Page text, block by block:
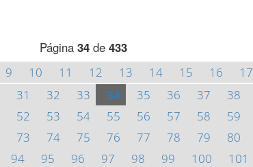
Página 34 de 433
9 10 11 12 13 14 15 16 17
31 32 33 34 35 36 37 38
52 53 54 55 56 57 58 59
73 74 75 76 77 78 79 80
94 95 96 97 98 99 100 101